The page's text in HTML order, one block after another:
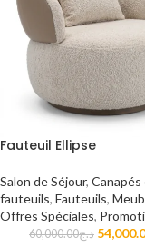
Fauteuil Ellipse
Salon de Séjour, Canapés
fauteuils, Fauteuils,
Offres Spéciales,
د.ج60,000.00